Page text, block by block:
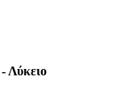
Λύκειο